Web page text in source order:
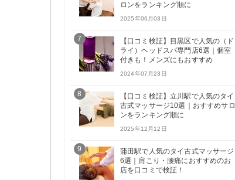
ロンをランキング順に
2025年06月03日
7
【口コミ検証】目黒区で人気の（ド
ライ）ヘッドスパ専門店6選｜個室
付きも！メンズにもおすすめ
2024年07月23日
8
【口コミ検証】立川駅で人気のタイ
古式マッサージ10選｜おすすめサロ
ンをランキング順に
2025年12月12日
9
蒲田駅で人気のタイ古式マッサージ
6選｜肩こり・腰痛におすすめのお
店を口コミで検証！